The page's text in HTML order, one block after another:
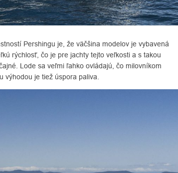
Pershingu je, že väčšina modelov je vybavená
rýchlosť, čo je pre jachty tejto veľkosti a s takou
Lode sa veľmi ľahko ovládajú, čo milovníkom
výhodou je tiež úspora paliva.